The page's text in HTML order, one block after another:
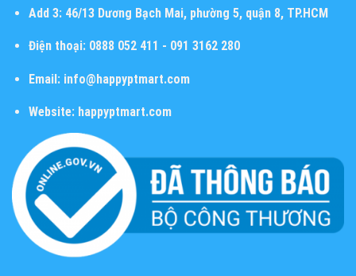
Add 3:46/13 Dương Bạch Mai, phường 5, quận 8, TP.HCM
Điện thoại:0888 052 411 - 091 3162 280
Email:info@happyptmart.com
Website: happyptmart.com